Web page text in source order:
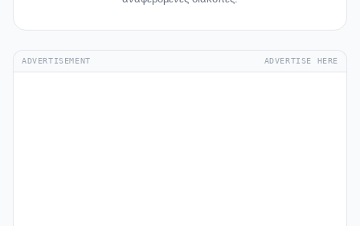
ADVERTISEMENT ADVERTISE HERE